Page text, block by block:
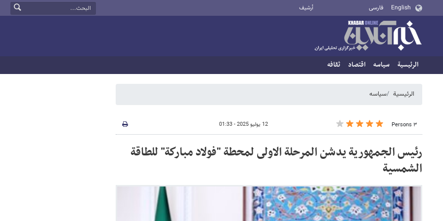
English فارسی أرشيف
الرئيسية سیاسه اقتصاد ثقافه
الرئيسية سیاسه
٣ Persons 12 يوليو 2025 - 01:33
رئيس الجمهورية يدشن المرحلة الاولى لمحطة "فولاد مباركة" للطاقة
الشمسية